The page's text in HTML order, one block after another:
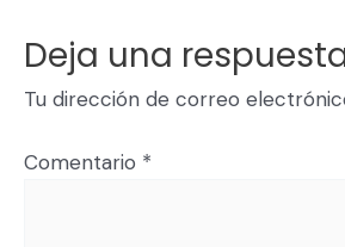
Deja una
Tu dirección de correo
Comentario *